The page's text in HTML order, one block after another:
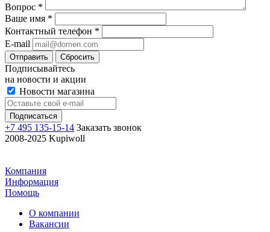
Вопрос *
Ваше имя *
Контактный телефон *
E-mail
Отправить Сбросить
Подписывайтесь
на новости и акции
Новости магазина
+7 495 135-15-14 Заказать звонок
2008-2025 Kupiwoll
Компания
Информация
Помощь
О компании
Вакансии